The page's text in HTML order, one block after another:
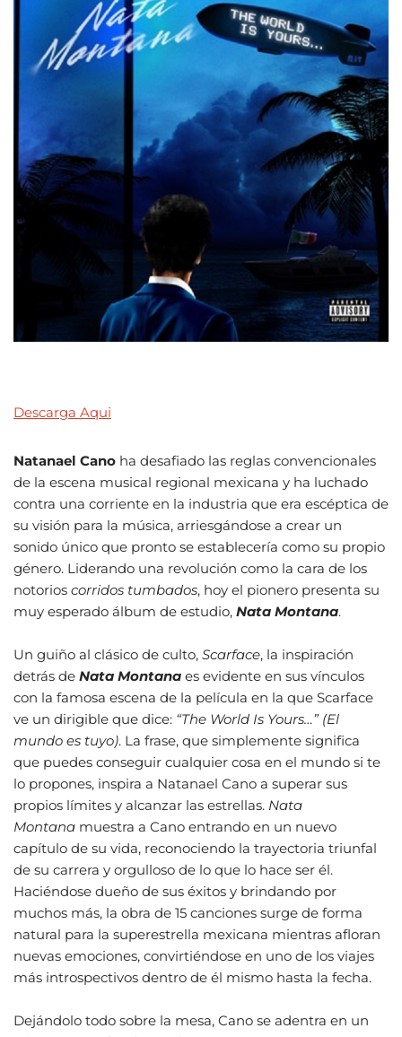
Descarga Aqui
Natanael Cano ha desafiado las reglas convencionales
de la escena musical regional mexicana y ha luchado
contra una corriente en la industria que era escéptica de
su visión para la música, arriesgándose a crear un
sonido único que pronto se establecería como su propio
género. Liderando una revolución como la cara de los
notorios corridos tumbados, hoy el pionero presenta su
muy esperado álbum de estudio, Nata Montana.
Un guiño al clásico de culto, Scarface, la inspiración
detrás de Nata Montana es evidente en sus vínculos
con la famosa escena de la película en la que Scarface
ve un dirigible que dice: “The World Is Yours…” (El
mundo es tuyo). La frase, que simplemente significa
que puedes conseguir cualquier cosa en el mundo si te
lo propones, inspira a Natanael Cano a superar sus
propios límites y alcanzar las estrellas. Nata
Montana muestra a Cano entrando en un nuevo
capítulo de su vida, reconociendo la trayectoria triunfal
de su carrera y orgulloso de lo que lo hace ser él.
Haciéndose dueño de sus éxitos y brindando por
muchos más, la obra de 15 canciones surge de forma
natural para la superestrella mexicana mientras afloran
nuevas emociones, convirtiéndose en uno de los viajes
más introspectivos dentro de él mismo hasta la fecha.
Dejándolo todo sobre la mesa, Cano se adentra en un